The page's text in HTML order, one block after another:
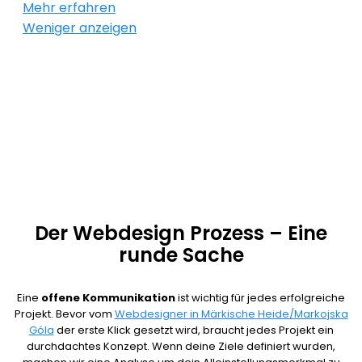
nicht nur den kurzfristigen Erfolg im Sinn, sondern
immer auch die Zukunft.
Webseiten, benutzerfreundliche Onlineshops und
Suchmachinenoptimierung sind unsere
Mehr erfahren
Weniger anzeigen
Der Webdesign Prozess – Eine
runde Sache
Eine offene Kommunikationist wichtig für jedes erfolgreiche
Projekt. Bevor vom Webdesigner in Märkische Heide/Markojska
Góla der erste Klick gesetzt wird, braucht jedes Projekt ein
durchdachtes Konzept. Wenn deine Ziele definiert wurden,